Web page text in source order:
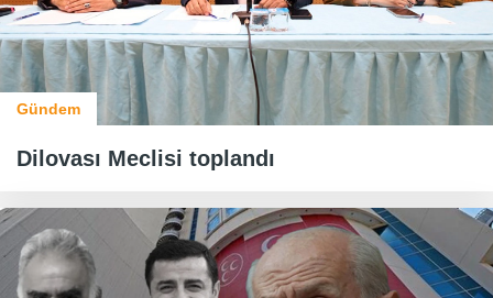
Gündem
Dilovası Meclisi toplandı